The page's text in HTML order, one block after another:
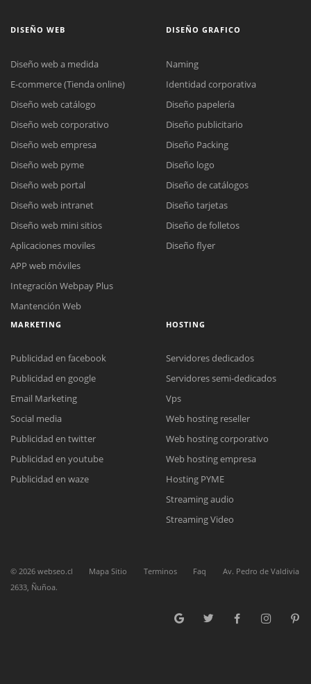
Reunión online
Nuestros ejecutivos le enviarán un correo electrónico con el enlace a
Meet para la reunión online.
Cotización
Complete el formulario y nos contactaremos a la brevedad.
Chat Online
para enviarnos un correo electrónico con sus datos personales.
DISEÑO WEB
Diseño web a medida
E-commerce (Tienda online)
Diseño web catálogo
Diseño web corporativo
Diseño web empresa
Diseño web pyme
Diseño web portal
Diseño web intranet
Diseño web mini sitios
Aplicaciones moviles
APP web móviles
Integración Webpay Plus
Mantención Web
DISEÑO GRAFICO
Naming
Identidad corporativa
Diseño papelería
Diseño publicitario
Diseño Packing
Diseño logo
Diseño de catálogos
Diseño tarjetas
Diseño de folletos
Diseño flyer
MARKETING
Publicidad en facebook
Publicidad en google
Email Marketing
Social media
Publicidad en twitter
Publicidad en youtube
Publicidad en waze
HOSTING
Servidores dedicados
Servidores semi-dedicados
Vps
Web hosting reseller
Web hosting corporativo
Web hosting empresa
Hosting PYME
Streaming audio
Streaming Video
© 2026 webseo.cl Mapa Sitio Terminos Faq
Av. Pedro de Valdivia
2633, Ñuñoa.